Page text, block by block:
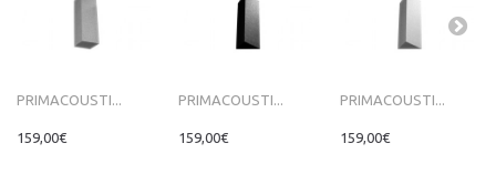
PRIMACOUSTI...
159,00€
PRIMACOUSTI...
159,00€
PRIMACOUSTI...
159,00€